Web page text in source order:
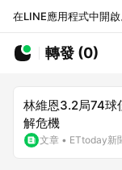
在LINE應用程式中開啟
轉發 (0)
林維恩3.2局74
解危機
文章 • ETtoday新